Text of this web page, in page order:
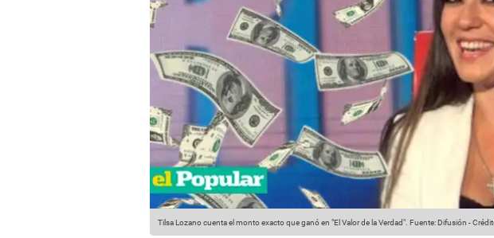
Tilsa Lozano cuenta el monto exacto que ganó en "El Valor de la Verdad". Fuente: Difusión -